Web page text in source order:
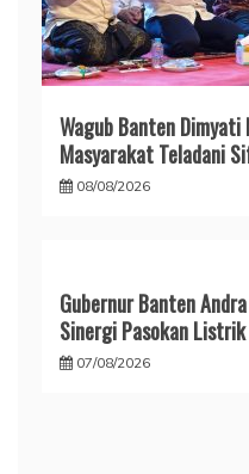
Wagub Banten Dimyati
Masyarakat Teladani
08/08/2026
Gubernur Banten
Sinergi Pasokan
07/08/2026